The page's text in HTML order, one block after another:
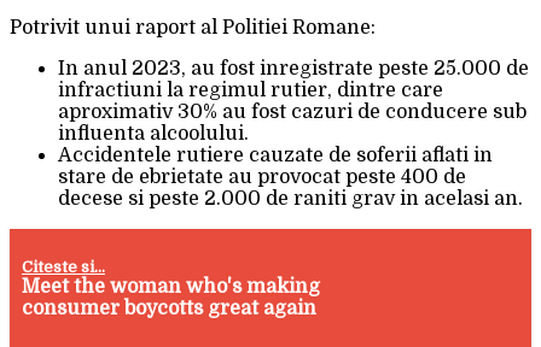
Potrivit unui raport al Politiei Romane:
In anul 2023, au fost inregistrate peste 25.000 de
infractiuni la regimul rutier, dintre care
aproximativ 30% au fost cazuri de conducere sub
influenta alcoolului.
Accidentele rutiere cauzate de soferii aflati in
stare de ebrietate au provocat peste 400 de
decese si peste 2.000 de raniti grav in acelasi an.
Citeste si...
Meet the woman who's making
consumer boycotts great again